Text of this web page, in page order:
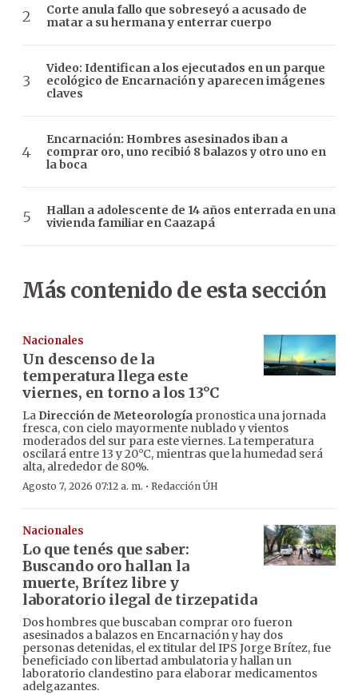
Corte anula fallo que sobreseyó a acusado de
matar a su hermana y enterrar cuerpo
Video: Identifican a los ejecutados en un parque
ecológico de Encarnación y aparecen imágenes
claves
Encarnación: Hombres asesinados iban a
comprar oro, uno recibió 8 balazos y otro uno en
la boca
Hallan a adolescente de 14 años enterrada en una
vivienda familiar en Caazapá
Más contenido de esta sección
Nacionales
Un descenso de la
temperatura llega este
viernes, en torno a los 13°C
La Dirección de Meteorología pronostica una jornada
fresca, con cielo mayormente nublado y vientos
moderados del sur para este viernes. La temperatura
oscilará entre 13 y 20°C, mientras que la humedad será
alta, alrededor de 80%.
Agosto 7, 2026 07:12 a. m. · Redacción ÚH
Nacionales
Lo que tenés que saber:
Buscando oro hallan la
muerte, Brítez libre y
laboratorio ilegal de tirzepatida
Dos hombres que buscaban comprar oro fueron
asesinados a balazos en Encarnación y hay dos
personas detenidas, el ex titular del IPS Jorge Brítez, fue
beneficiado con libertad ambulatoria y hallan un
laboratorio clandestino para elaborar medicamentos
adelgazantes.